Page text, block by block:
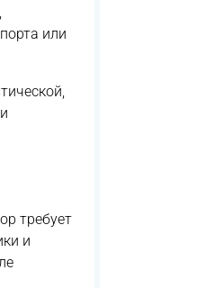
или
требует
и